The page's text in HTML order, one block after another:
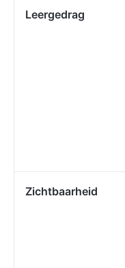
Leergedrag
Zichtbaarheid